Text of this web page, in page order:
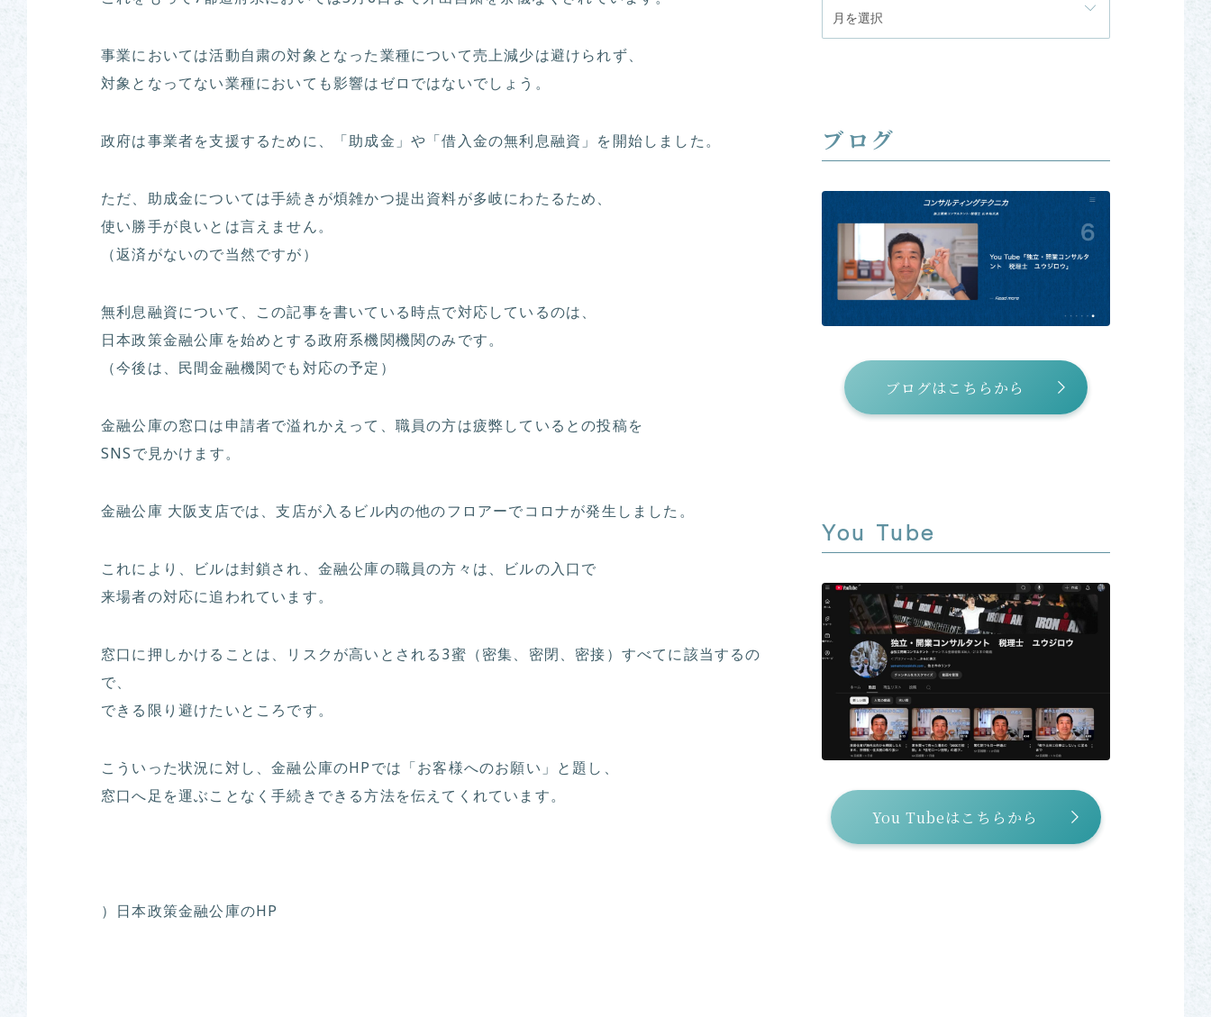
事業においては活動自粛の対象となった業種について売上減少は避けられず、
対象となってない業種においても影響はゼロではないでしょう。
政府は事業者を支援するために、「助成金」や「借入金の無利息融資」を開始しました。
ただ、助成金については手続きが煩雑かつ提出資料が多岐にわたるため、
使い勝手が良いとは言えません。
（返済がないので当然ですが）
無利息融資について、この記事を書いている時点で対応しているのは、
日本政策金融公庫を始めとする政府系機関機関のみです。
（今後は、民間金融機関でも対応の予定）
金融公庫の窓口は申請者で溢れかえって、職員の方は疲弊しているとの投稿を
SNSで見かけます。
金融公庫 大阪支店では、支店が入るビル内の他のフロアーでコロナが発生しました。
これにより、ビルは封鎖され、金融公庫の職員の方々は、ビルの入口で
来場者の対応に追われています。
窓口に押しかけることは、リスクが高いとされる3蜜（密集、密閉、密接）すべてに該当するの
で、
できる限り避けたいところです。
こういった状況に対し、金融公庫のHPでは「お客様へのお願い」と題し、
窓口へ足を運ぶことなく手続きできる方法を伝えてくれています。
）日本政策金融公庫のHP
ブログ
ブログはこちらから
You Tube
You Tubeはこちらから